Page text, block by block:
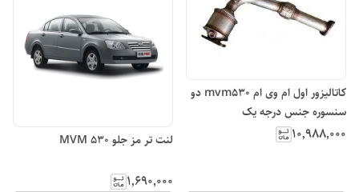
کاتالیزور اول ام وی ام mvm530 دو
سنسوره جنس درجه یک
۱۰٬۹۸۸٬۰۰۰ لنت تر مز جلو MVM 530
۱٬۶۹۰٬۰۰۰